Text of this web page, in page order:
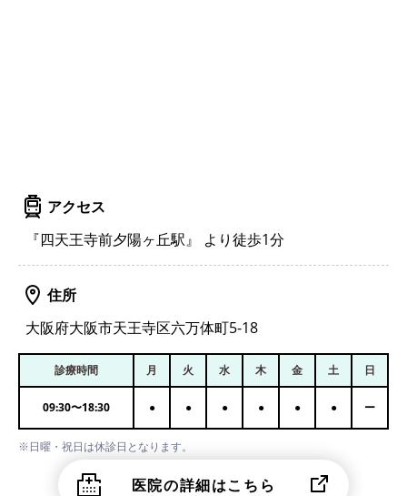
アクセス
『四天王寺前夕陽ヶ丘駅』 より徒歩1分
住所
大阪府大阪市天王寺区六万体町5-18
診療時間 月 火 水 木 金 土 日
09:30〜18:30 ● ● ● ● ● ● ー
※日曜・祝日は休診日となります。
医院の詳細はこちら